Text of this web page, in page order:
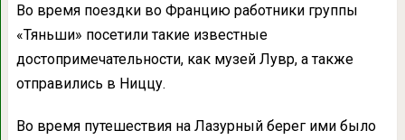
Во время поездки во Францию работники группы
«Тяньши» посетили такие известные
достопримечательности, как музей Лувр, а также
отправились в Ниццу.
Во время путешествия на Лазурный берег ими было